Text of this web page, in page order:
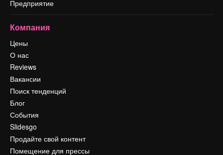
Предприятие
Компания
Цены
О нас
Reviews
Вакансии
Поиск тенденций
Блог
События
Slidesgo
Продайте свой контент
Помещение для прессы